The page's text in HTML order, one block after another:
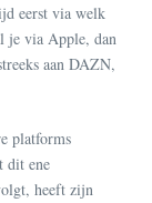
eerst via welk
je via Apple, dan
aan DAZN,
platforms
dit ene
heeft zijn